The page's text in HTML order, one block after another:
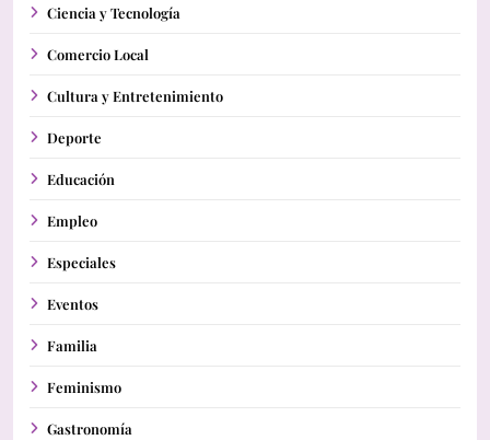
Ciencia y Tecnología
Comercio Local
Cultura y Entretenimiento
Deporte
Educación
Empleo
Especiales
Eventos
Familia
Feminismo
Gastronomía